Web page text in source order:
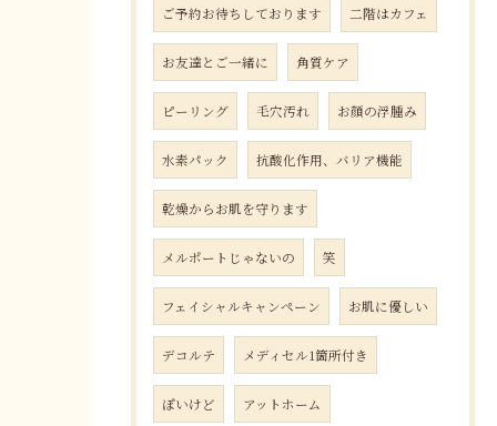
ご予約お待ちしております 二階はカフェ
お友達とご一緒に 角質ケア
ピーリング 毛穴汚れ お顔の浮腫み
水素パック 抗酸化作用、バリア機能
乾燥からお肌を守ります
メルポートじゃないの 笑
フェイシャルキャンペーン お肌に優しい
デコルテ メディセル1箇所付き
ぽいけど アットホーム